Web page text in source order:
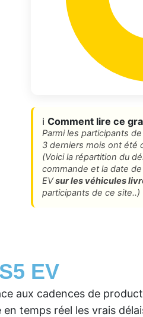
ℹ️ Comment lire ce
Parmi les participants
3 derniers mois ont été
(Voici la répartition du
commande et la date
EVsur les véhicules
participants de ce site..)
EV
aux cadences de
temps réel les vrais